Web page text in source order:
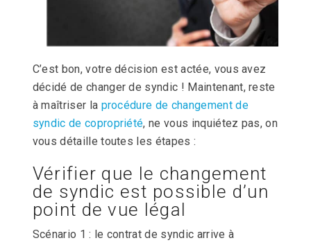
C’est bon, votre décision est actée, vous avez
décidé de changer de syndic ! Maintenant, reste
à maîtriser la procédure de changement de
syndic de copropriété, ne vous inquiétez pas, on
vous détaille toutes les étapes :
Vérifier que le changement
de syndic est possible d’un
point de vue légal
Scénario 1 : le contrat de syndic arrive à